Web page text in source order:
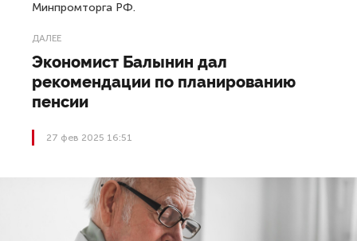
Минпромторга РФ.
ДАЛЕЕ
Экономист Балынин дал
рекомендации по планированию
пенсии
27 фев 2025 16:51